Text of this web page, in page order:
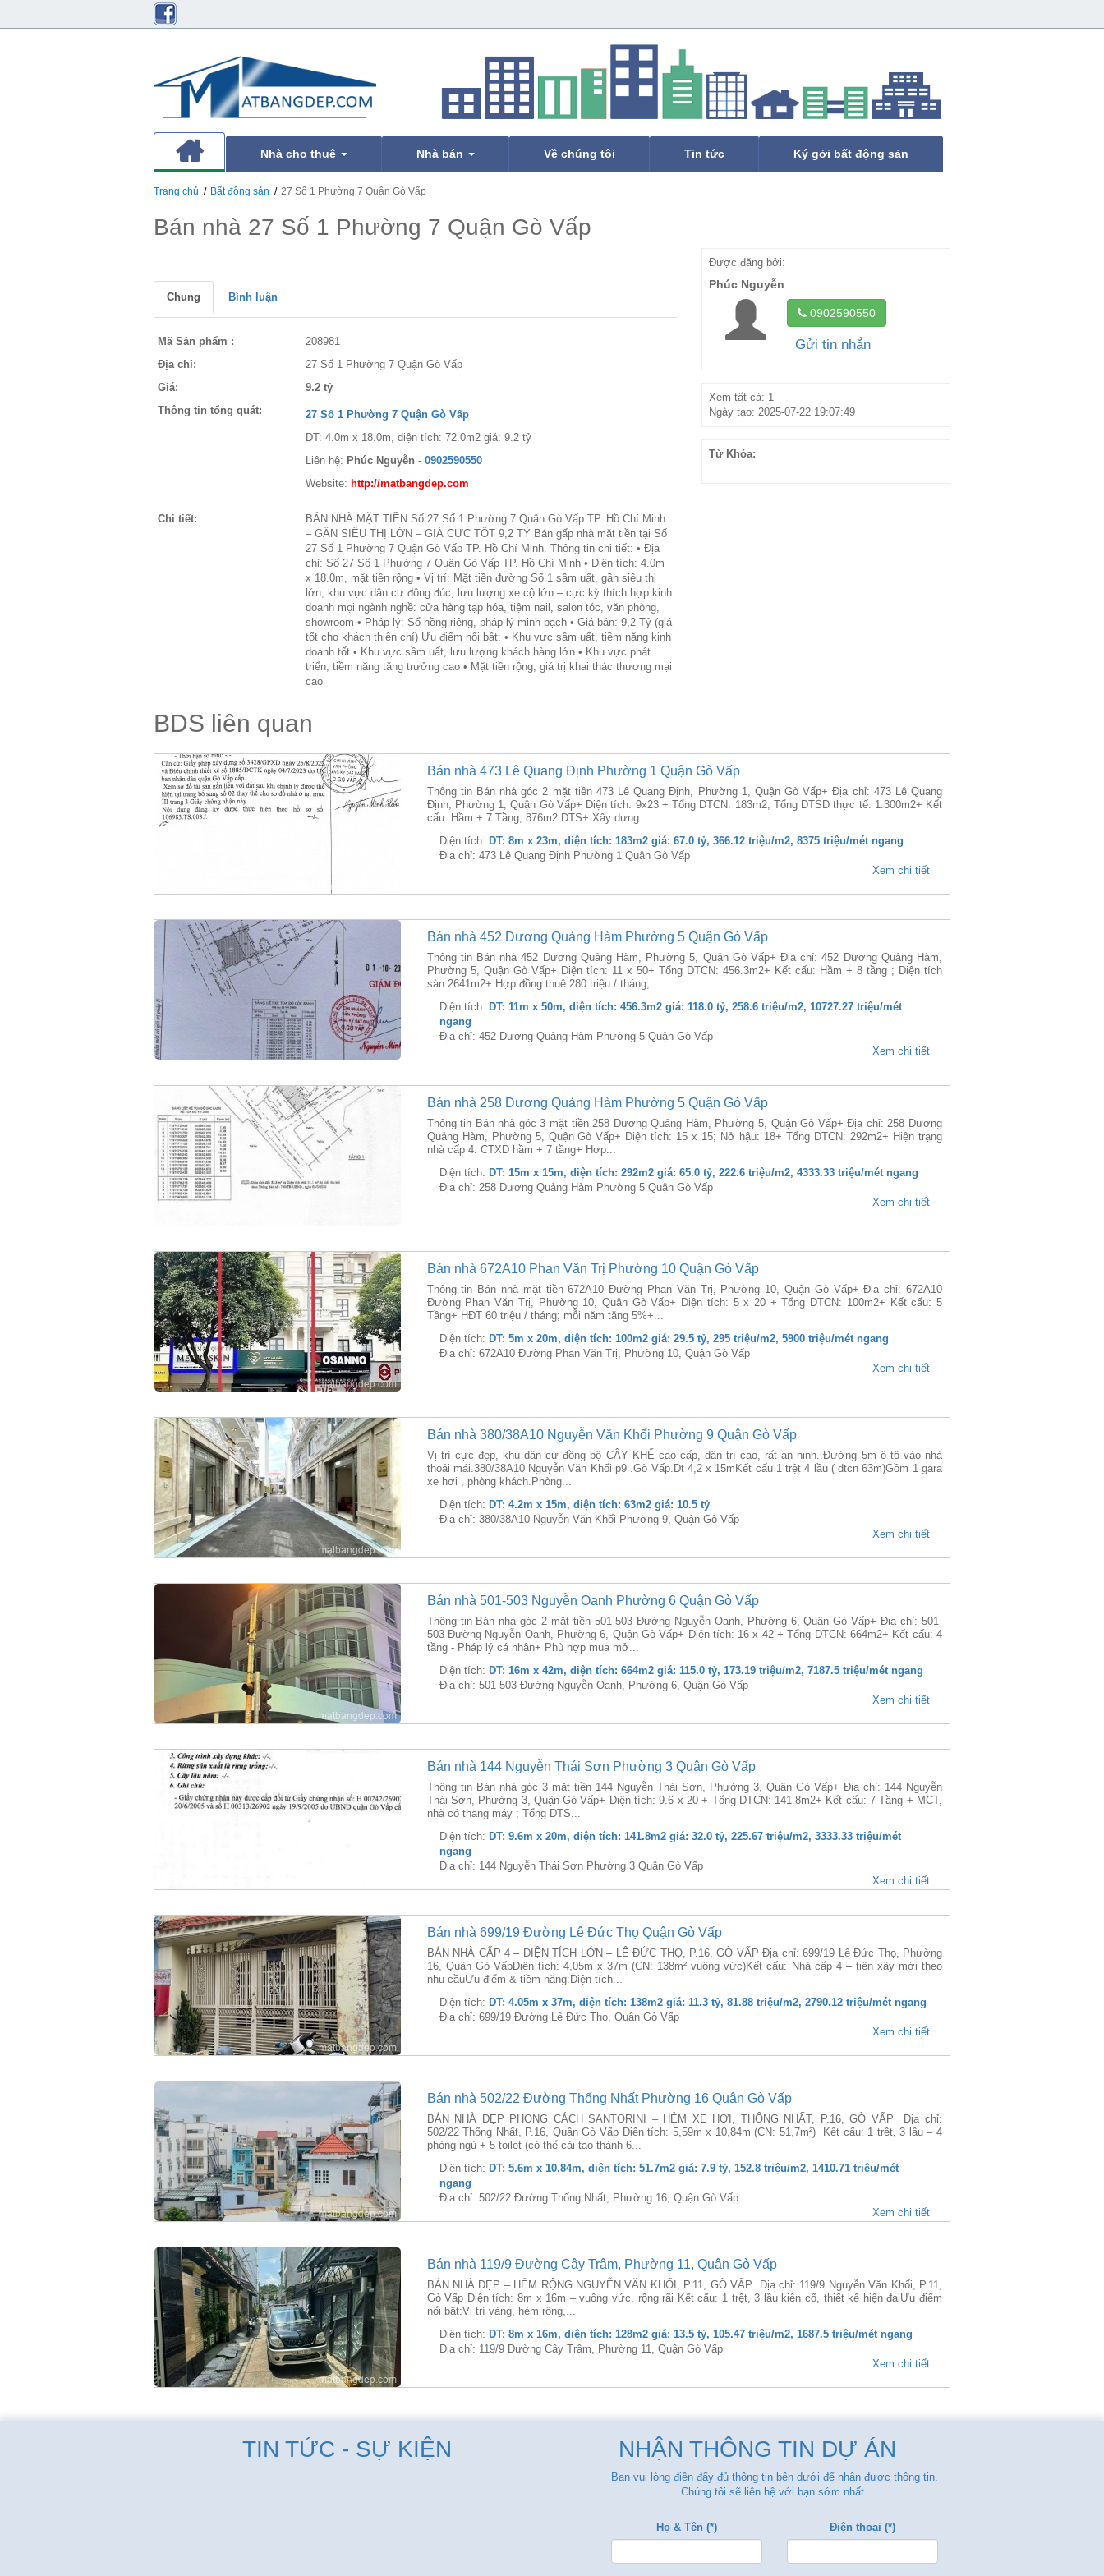
Nhà cho thuê Nhà bán Về chúng tôi Tin tức Ký gởi bất động sản
Trang chủ Bất động sản 27 Số 1 Phường 7 Quận Gò Vấp
Bán nhà 27 Số 1 Phường 7 Quận Gò Vấp
Chung Bình luận
Mã Sản phẩm :
208981
Địa chỉ:
27 Số 1 Phường 7 Quận Gò Vấp
Giá:
9.2 tỷ
Thông tin tổng quát:
27 Số 1 Phường 7 Quận Gò Vấp
DT: 4.0m x 18.0m, diện tích: 72.0m2 giá: 9.2 tỷ
Liên hệ: Phúc Nguyễn - 0902590550
Website: http://matbangdep.com
Chi tiết:
BÁN NHÀ MẶT TIỀN Số 27 Số 1 Phường 7 Quận Gò Vấp TP. Hồ Chí Minh
– GẦN SIÊU THỊ LỚN – GIÁ CỰC TỐT 9,2 TỶ Bán gấp nhà mặt tiền tại Số
27 Số 1 Phường 7 Quận Gò Vấp TP. Hồ Chí Minh. Thông tin chi tiết: • Địa
chỉ: Số 27 Số 1 Phường 7 Quận Gò Vấp TP. Hồ Chí Minh • Diện tích: 4.0m
x 18.0m, mặt tiền rộng • Vị trí: Mặt tiền đường Số 1 sầm uất, gần siêu thị
lớn, khu vực dân cư đông đúc, lưu lượng xe cộ lớn – cực kỳ thích hợp kinh
doanh mọi ngành nghề: cửa hàng tạp hóa, tiệm nail, salon tóc, văn phòng,
showroom • Pháp lý: Sổ hồng riêng, pháp lý minh bạch • Giá bán: 9,2 Tỷ (giá
tốt cho khách thiện chí) Ưu điểm nổi bật: • Khu vực sầm uất, tiềm năng kinh
doanh tốt • Khu vực sầm uất, lưu lượng khách hàng lớn • Khu vực phát
triển, tiềm năng tăng trưởng cao • Mặt tiền rộng, giá trị khai thác thương mại
cao
Được đăng bởi:
Phúc Nguyễn
0902590550
Gửi tin nhắn
Xem tất cả: 1
Ngày tạo: 2025-07-22 19:07:49
Từ Khóa:
BDS liên quan
Bán nhà 473 Lê Quang Định Phường 1 Quận Gò Vấp
Thông tin Bán nhà góc 2 mặt tiền 473 Lê Quang Định, Phường 1, Quận Gò Vấp+ Địa chỉ: 473 Lê Quang
Định, Phường 1, Quận Gò Vấp+ Diện tích: 9x23 + Tổng DTCN: 183m2; Tổng DTSD thực tế: 1.300m2+ Kết
cấu: Hầm + 7 Tầng; 876m2 DTS+ Xây dựng...
Diện tích: DT: 8m x 23m, diện tích: 183m2 giá: 67.0 tỷ, 366.12 triệu/m2, 8375 triệu/mét ngang
Địa chỉ: 473 Lê Quang Định Phường 1 Quận Gò Vấp
Xem chi tiết
Bán nhà 452 Dương Quảng Hàm Phường 5 Quận Gò Vấp
Thông tin Bán nhà 452 Dương Quảng Hàm, Phường 5, Quận Gò Vấp+ Địa chỉ: 452 Dương Quảng Hàm,
Phường 5, Quận Gò Vấp+ Diện tích: 11 x 50+ Tổng DTCN: 456.3m2+ Kết cấu: Hầm + 8 tầng ; Diện tích
sàn 2641m2+ Hợp đồng thuê 280 triệu / tháng,...
Diện tích: DT: 11m x 50m, diện tích: 456.3m2 giá: 118.0 tỷ, 258.6 triệu/m2, 10727.27 triệu/mét
ngang
Địa chỉ: 452 Dương Quảng Hàm Phường 5 Quận Gò Vấp
Xem chi tiết
Bán nhà 258 Dương Quảng Hàm Phường 5 Quận Gò Vấp
Thông tin Bán nhà góc 3 mặt tiền 258 Dương Quảng Hàm, Phường 5, Quận Gò Vấp+ Địa chỉ: 258 Dương
Quảng Hàm, Phường 5, Quận Gò Vấp+ Diện tích: 15 x 15; Nở hậu: 18+ Tổng DTCN: 292m2+ Hiện trạng
nhà cấp 4. CTXD hầm + 7 tầng+ Hợp...
Diện tích: DT: 15m x 15m, diện tích: 292m2 giá: 65.0 tỷ, 222.6 triệu/m2, 4333.33 triệu/mét ngang
Địa chỉ: 258 Dương Quảng Hàm Phường 5 Quận Gò Vấp
Xem chi tiết
Bán nhà 672A10 Phan Văn Trị Phường 10 Quận Gò Vấp
Thông tin Bán nhà mặt tiền 672A10 Đường Phan Văn Trị, Phường 10, Quận Gò Vấp+ Địa chỉ: 672A10
Đường Phan Văn Trị, Phường 10, Quận Gò Vấp+ Diện tích: 5 x 20 + Tổng DTCN: 100m2+ Kết cấu: 5
Tầng+ HĐT 60 triệu / tháng; mỗi năm tăng 5%+...
Diện tích: DT: 5m x 20m, diện tích: 100m2 giá: 29.5 tỷ, 295 triệu/m2, 5900 triệu/mét ngang
Địa chỉ: 672A10 Đường Phan Văn Trị, Phường 10, Quận Gò Vấp
Xem chi tiết
Bán nhà 380/38A10 Nguyễn Văn Khối Phường 9 Quận Gò Vấp
Vị trí cực đẹp, khu dân cư đồng bộ CÂY KHẾ cao cấp, dân trí cao, rất an ninh..Đường 5m ô tô vào nhà
thoải mái.380/38A10 Nguyễn Văn Khối p9 .Gò Vấp.Dt 4,2 x 15mKết cấu 1 trệt 4 lầu ( dtcn 63m)Gồm 1 gara
xe hơi , phòng khách.Phòng...
Diện tích: DT: 4.2m x 15m, diện tích: 63m2 giá: 10.5 tỷ
Địa chỉ: 380/38A10 Nguyễn Văn Khối Phường 9, Quận Gò Vấp
Xem chi tiết
Bán nhà 501-503 Nguyễn Oanh Phường 6 Quận Gò Vấp
Thông tin Bán nhà góc 2 mặt tiền 501-503 Đường Nguyễn Oanh, Phường 6, Quận Gò Vấp+ Địa chỉ: 501-
503 Đường Nguyễn Oanh, Phường 6, Quận Gò Vấp+ Diện tích: 16 x 42 + Tổng DTCN: 664m2+ Kết cấu: 4
tầng - Pháp lý cá nhân+ Phù hợp mua mở...
Diện tích: DT: 16m x 42m, diện tích: 664m2 giá: 115.0 tỷ, 173.19 triệu/m2, 7187.5 triệu/mét ngang
Địa chỉ: 501-503 Đường Nguyễn Oanh, Phường 6, Quận Gò Vấp
Xem chi tiết
Bán nhà 144 Nguyễn Thái Sơn Phường 3 Quận Gò Vấp
Thông tin Bán nhà góc 3 mặt tiền 144 Nguyễn Thái Sơn, Phường 3, Quận Gò Vấp+ Địa chỉ: 144 Nguyễn
Thái Sơn, Phường 3, Quận Gò Vấp+ Diện tích: 9.6 x 20 + Tổng DTCN: 141.8m2+ Kết cấu: 7 Tầng + MCT,
nhà có thang máy ; Tổng DTS...
Diện tích: DT: 9.6m x 20m, diện tích: 141.8m2 giá: 32.0 tỷ, 225.67 triệu/m2, 3333.33 triệu/mét
ngang
Địa chỉ: 144 Nguyễn Thái Sơn Phường 3 Quận Gò Vấp
Xem chi tiết
Bán nhà 699/19 Đường Lê Đức Thọ Quận Gò Vấp
BÁN NHÀ CẤP 4 – DIỆN TÍCH LỚN – LÊ ĐỨC THỌ, P.16, GÒ VẤP Địa chỉ: 699/19 Lê Đức Thọ, Phường
16, Quận Gò VấpDiện tích: 4,05m x 37m (CN: 138m² vuông vức)Kết cấu: Nhà cấp 4 – tiện xây mới theo
nhu cầuƯu điểm & tiềm năng:Diện tích...
Diện tích: DT: 4.05m x 37m, diện tích: 138m2 giá: 11.3 tỷ, 81.88 triệu/m2, 2790.12 triệu/mét ngang
Địa chỉ: 699/19 Đường Lê Đức Thọ, Quận Gò Vấp
Xem chi tiết
Bán nhà 502/22 Đường Thống Nhất Phường 16 Quận Gò Vấp
BÁN NHÀ ĐẸP PHONG CÁCH SANTORINI – HẺM XE HƠI, THỐNG NHẤT, P.16, GÒ VẤP Địa chỉ:
502/22 Thống Nhất, P.16, Quận Gò Vấp Diện tích: 5,59m x 10,84m (CN: 51,7m²) Kết cấu: 1 trệt, 3 lầu – 4
phòng ngủ + 5 toilet (có thể cải tạo thành 6...
Diện tích: DT: 5.6m x 10.84m, diện tích: 51.7m2 giá: 7.9 tỷ, 152.8 triệu/m2, 1410.71 triệu/mét
ngang
Địa chỉ: 502/22 Đường Thống Nhất, Phường 16, Quận Gò Vấp
Xem chi tiết
Bán nhà 119/9 Đường Cây Trâm, Phường 11, Quận Gò Vấp
BÁN NHÀ ĐẸP – HẺM RỘNG NGUYỄN VĂN KHỐI, P.11, GÒ VẤP Địa chỉ: 119/9 Nguyễn Văn Khối, P.11,
Gò Vấp Diện tích: 8m x 16m – vuông vức, rộng rãi Kết cấu: 1 trệt, 3 lầu kiên cố, thiết kế hiện đạiƯu điểm
nổi bật:Vị trí vàng, hẻm rộng,...
Diện tích: DT: 8m x 16m, diện tích: 128m2 giá: 13.5 tỷ, 105.47 triệu/m2, 1687.5 triệu/mét ngang
Địa chỉ: 119/9 Đường Cây Trâm, Phường 11, Quận Gò Vấp
Xem chi tiết
TIN TỨC - SỰ KIỆN NHẬN THÔNG TIN DỰ ÁN
Bạn vui lòng điền đẩy đủ thông tin bên dưới để nhận được thông tin.
Chúng tôi sẽ liên hệ với bạn sớm nhất.
Họ & Tên (*) Điện thoại (*)